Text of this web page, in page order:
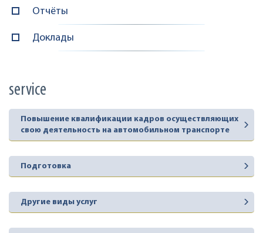
Отчёты
Доклады
service
Повышение квалификации кадров осуществляющих
свою деятельность на автомобильном транспорте
Подготовка
Другие виды услуг